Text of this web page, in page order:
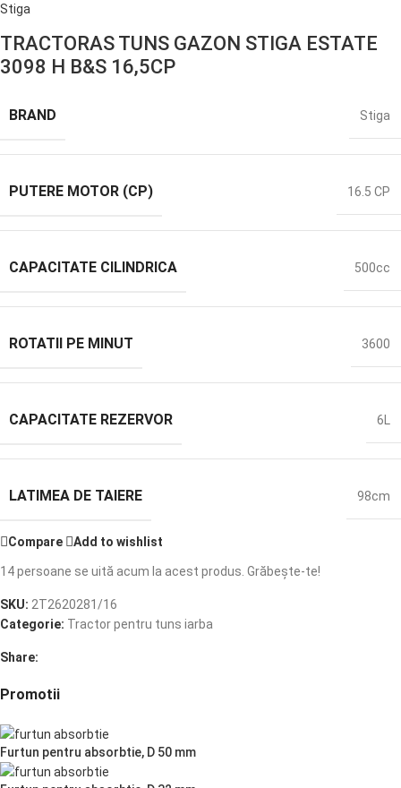
Stiga
TRACTORAS TUNS GAZON STIGA ESTATE
3098 H B&S 16,5CP
BRAND Stiga
PUTERE MOTOR (CP) 16.5 CP
CAPACITATE CILINDRICA 500cc
ROTATII PE MINUT 3600
CAPACITATE REZERVOR 6L
LATIMEA DE TAIERE 98cm
Compare Add to wishlist
14persoane se uită acum la acest produs. Grăbește-te!
SKU: 2T2620281/16
Categorie: Tractor pentru tuns iarba
Share:
Promotii
Furtun pentru absorbtie, D 50 mm